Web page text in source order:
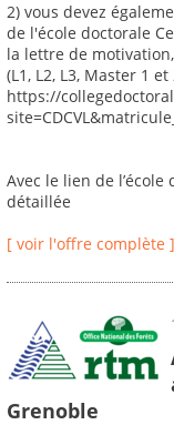
2) vous devez
de l'école doctorale
la lettre de
(L1, L2, L3, Master 1
https://
Avec le lien de
détaillée
[ voir l'offre complète ]
Grenoble